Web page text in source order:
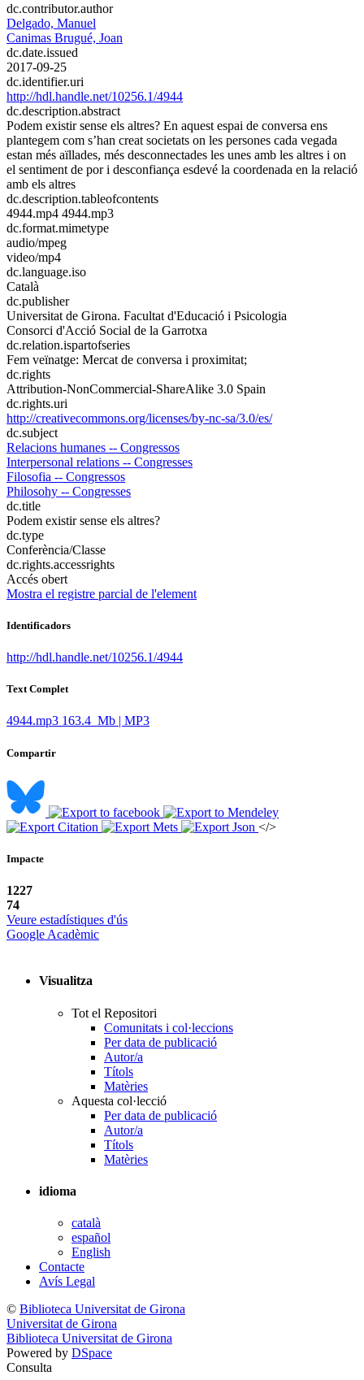
dc.contributor.author
Delgado, Manuel
Canimas Brugué, Joan
dc.date.issued
2017-09-25
dc.identifier.uri
http://hdl.handle.net/10256.1/4944
dc.description.abstract
Podem existir sense els altres? En aquest espai de conversa ens
plantegem com s’han creat societats on les persones cada vegada
estan més aïllades, més desconnectades les unes amb les altres i on
el sentiment de por i desconfiança esdevé la coordenada en la relació
amb els altres
dc.description.tableofcontents
4944.mp4 4944.mp3
dc.format.mimetype
audio/mpeg
video/mp4
dc.language.iso
Català
dc.publisher
Universitat de Girona. Facultat d'Educació i Psicologia
Consorci d'Acció Social de la Garrotxa
dc.relation.ispartofseries
Fem veïnatge: Mercat de conversa i proximitat;
dc.rights
Attribution-NonCommercial-ShareAlike 3.0 Spain
dc.rights.uri
http://creativecommons.org/licenses/by-nc-sa/3.0/es/
dc.subject
Relacions humanes -- Congressos
Interpersonal relations -- Congresses
Filosofia -- Congressos
Philosohy -- Congresses
dc.title
Podem existir sense els altres?
dc.type
Conferència/Classe
dc.rights.accessrights
Accés obert
Mostra el registre parcial de l'element
Identificadors
http://hdl.handle.net/10256.1/4944
Text Complet
4944.mp3 163.4 Mb | MP3
Compartir
</>
Impacte
1227
74
Veure estadístiques d'ús
Google Acadèmic
Visualitza
Tot el Repositori
Comunitats i col·leccions
Per data de publicació
Autor/a
Títols
Matèries
Aquesta col·lecció
Per data de publicació
Autor/a
Títols
Matèries
idioma
català
español
English
Contacte
Avís Legal
© Biblioteca Universitat de Girona
Universitat de Girona
Biblioteca Universitat de Girona
Powered by DSpace
Consulta